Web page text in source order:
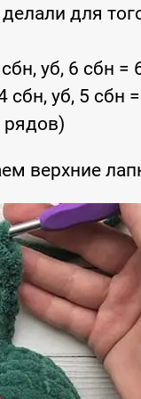
делали для
уб, 6 сбн =
сбн, уб, 5 сбн
рядов)
верхние